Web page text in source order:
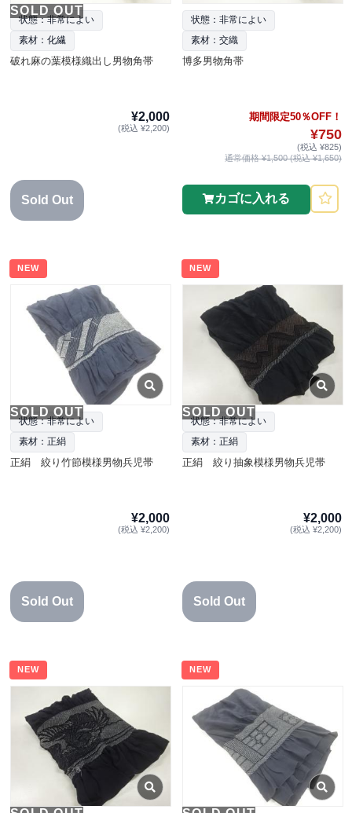
SOLD OUT
状態：非常によい
素材：化繊
破れ麻の葉模様織出し男物角帯
¥2,000
(税込 ¥2,200)
Sold Out
状態：非常によい
素材：交織
博多男物角帯
期間限定50％OFF！
¥750
(税込 ¥825)
通常価格 ¥1,500 (税込 ¥1,650)
カゴに入れる
NEW
SOLD OUT
状態：非常によい
素材：正絹
正絹 絞り竹節模様男物兵児帯
¥2,000
(税込 ¥2,200)
Sold Out
NEW
SOLD OUT
状態：非常によい
素材：正絹
正絹 絞り抽象模様男物兵児帯
¥2,000
(税込 ¥2,200)
Sold Out
NEW NEW